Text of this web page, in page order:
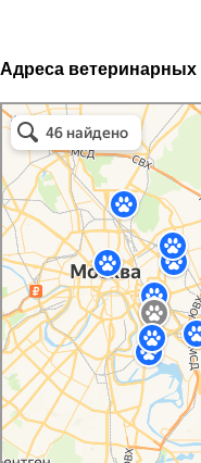
Адреса ветеринарных